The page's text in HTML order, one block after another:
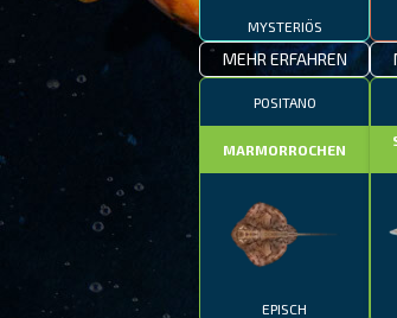
MYSTERIÖS
MEHR ERFAHREN
POSITANO
MARMORROCHEN
EPISCH